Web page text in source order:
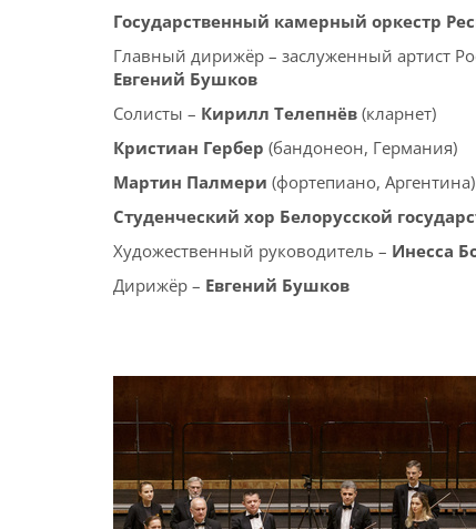
Государственный камерный оркестр
Главный дирижёр – заслуженный артист
Евгений Бушков
Солисты – Кирилл Телепнёв (кларнет)
Кристиан Гербер (бандонеон, Германия)
Мартин Палмери (фортепиано, Аргентина)
Студенческий хор Белорусской
Художественный руководитель – Инесса
Дирижёр – Евгений Бушков